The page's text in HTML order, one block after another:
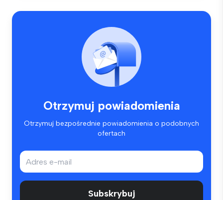
Otrzymuj powiadomienia
Otrzymuj bezpośrednie powiadomienia o podobnych
ofertach
Subskrybuj